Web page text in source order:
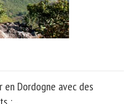
en Dordogne avec des